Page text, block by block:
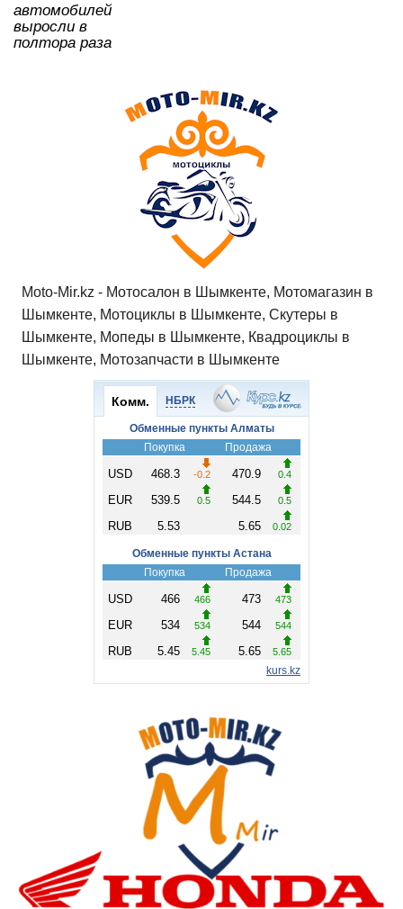
автомобилей
выросли в
полтора раза
Moto-Mir.kz - Мотосалон в Шымкенте, Мотомагазин в
Шымкенте, Мотоциклы в Шымкенте, Скутеры в
Шымкенте, Мопеды в Шымкенте, Квадроциклы в
Шымкенте, Мотозапчасти в Шымкенте